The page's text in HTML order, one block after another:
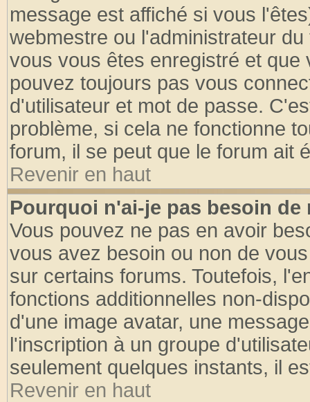
message est affiché si vous
webmestre ou l'administrateur
vous vous êtes enregistré et
pouvez toujours pas vous
d'utilisateur et mot de passe.
problème, si cela ne fonctionne
forum, il se peut que le forum ait
Revenir en haut
Pourquoi n'ai-je pas besoin de
Vous pouvez ne pas en avoir
vous avez besoin ou non de
sur certains forums. Toutefois,
fonctions additionnelles non-
d'une image avatar, une
l'inscription à un groupe
seulement quelques instants, il
Revenir en haut